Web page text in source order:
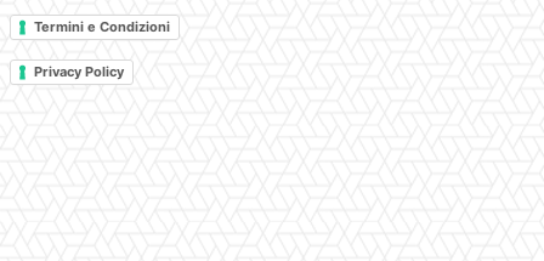
Termini e Condizioni
Privacy Policy